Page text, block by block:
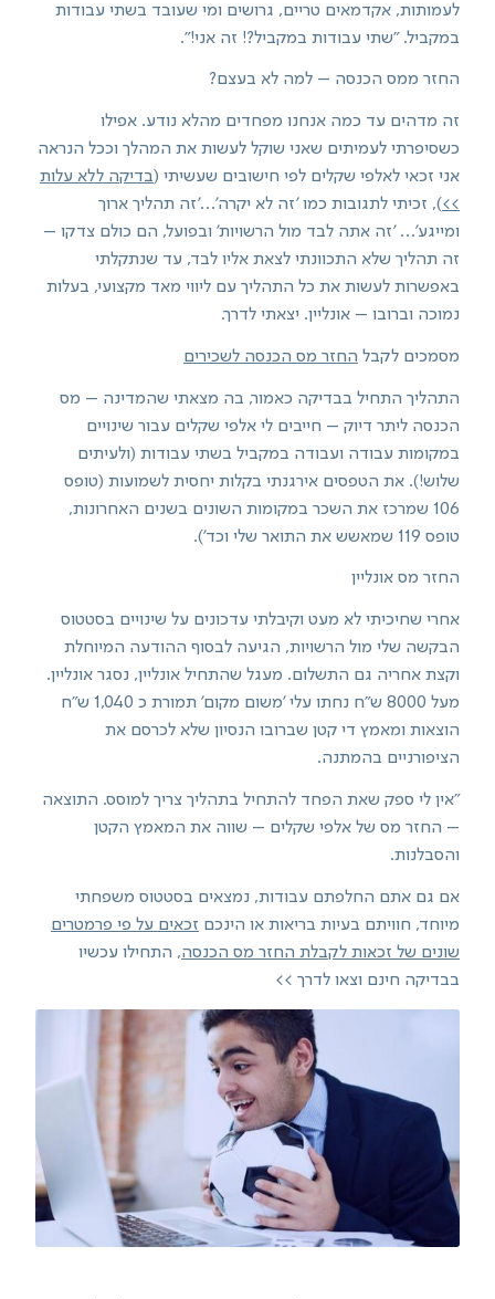
לעמותות, אקדמאים טריים, גרושים ומי שעובד בשתי עבודות
במקביל. "שתי עבודות במקביל?! זה אני!".
החזר ממס הכנסה – למה לא בעצם?
זה מדהים עד כמה אנחנו מפחדים מהלא נודע. אפילו
כשסיפרתי לעמיתים שאני שוקל לעשות את המהלך וככל הנראה
אני זכאי לאלפי שקלים לפי חישובים שעשיתי (בדיקה ללא עלות
>>), זכיתי לתגובות כמו 'זה לא יקרה'…'זה תהליך ארוך
ומייגע'… 'זה אתה לבד מול הרשויות' ובפועל, הם כולם צדקו –
זה תהליך שלא התכוונתי לצאת אליו לבד, עד שנתקלתי
באפשרות לעשות את כל התהליך עם ליווי מאד מקצועי, בעלות
נמוכה וברובו – אונליין. יצאתי לדרך.
מסמכים לקבל החזר מס הכנסה לשכירים
התהליך התחיל בבדיקה כאמור, בה מצאתי שהמדינה – מס
הכנסה ליתר דיוק – חייבים לי אלפי שקלים עבור שינויים
במקומות עבודה ועבודה במקביל בשתי עבודות (ולעיתים
שלוש!). את הטפסים אירגנתי בקלות יחסית לשמועות (טופס
106 שמרכז את השכר במקומות השונים בשנים האחרונות,
טופס 119 שמאשש את התואר שלי וכד').
החזר מס אונליין
אחרי שחיכיתי לא מעט וקיבלתי עדכונים על שינויים בסטטוס
הבקשה שלי מול הרשויות, הגיעה לבסוף ההודעה המיוחלת
וקצת אחריה גם התשלום. מעגל שהתחיל אונליין, נסגר אונליין.
מעל 8000 ש"ח נחתו עלי 'משום מקום' תמורת כ 1,040 ש"ח
הוצאות ומאמץ די קטן שברובו הנסיון שלא לכרסם את
הציפורניים בהמתנה.
"אין לי ספק שאת הפחד להתחיל בתהליך צריך למוסס. התוצאה
– החזר מס של אלפי שקלים – שווה את המאמץ הקטן
והסבלנות.
אם גם אתם החלפתם עבודות, נמצאים בסטטוס משפחתי
מיוחד, חוויתם בעיות בריאות או הינכם זכאים על פי פרמטרים
שונים של זכאות לקבלת החזר מס הכנסה, התחילו עכשיו
בבדיקה חינם וצאו לדרך >>